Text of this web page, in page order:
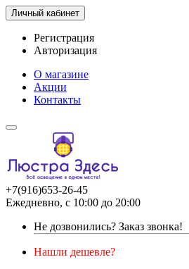
Личный кабинет
Регистрация
Авторизация
О магазине
Акции
Контакты
+7(916)653-26-45
Ежедневно, с 10:00 до 20:00
Не дозвонились? Заказ звонка!
Нашли дешевле?